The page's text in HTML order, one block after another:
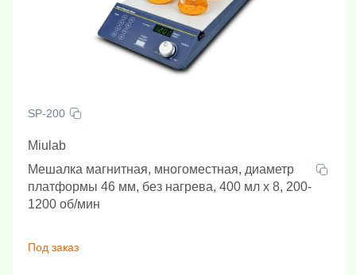
SP-200
Miulab
Мешалка магнитная, многоместная, диаметр
платформы 46 мм, без нагрева, 400 мл х 8, 200-
1200 об/мин
Под заказ